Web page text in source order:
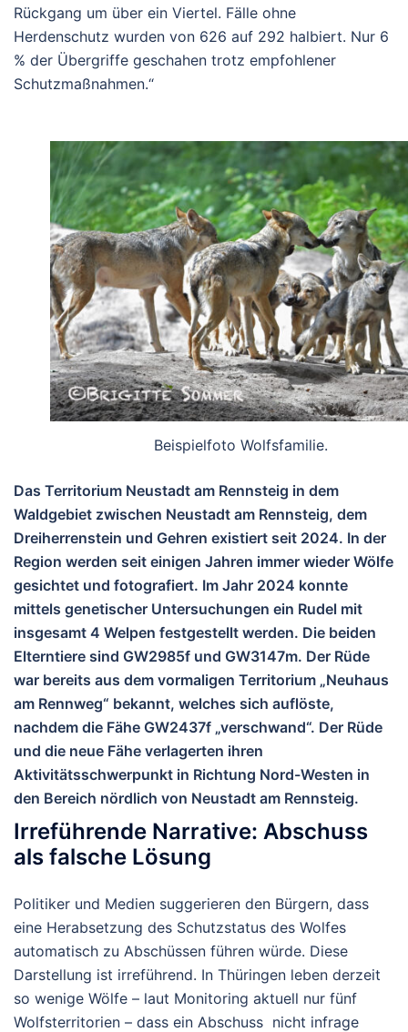
Rückgang um über ein Viertel. Fälle ohne
Herdenschutz wurden von 626 auf 292 halbiert. Nur 6
% der Übergriffe geschahen trotz empfohlener
Schutzmaßnahmen.“
Beispielfoto Wolfsfamilie.
Das Territorium Neustadt am Rennsteig in dem
Waldgebiet zwischen Neustadt am Rennsteig, dem
Dreiherrenstein und Gehren existiert seit 2024. In der
Region werden seit einigen Jahren immer wieder Wölfe
gesichtet und fotografiert. Im Jahr 2024 konnte
mittels genetischer Untersuchungen ein Rudel mit
insgesamt 4 Welpen festgestellt werden. Die beiden
Elterntiere sind GW2985f und GW3147m. Der Rüde
war bereits aus dem vormaligen Territorium „Neuhaus
am Rennweg“ bekannt, welches sich auflöste,
nachdem die Fähe GW2437f „verschwand“. Der Rüde
und die neue Fähe verlagerten ihren
Aktivitätsschwerpunkt in Richtung Nord-Westen in
den Bereich nördlich von Neustadt am Rennsteig.
Irreführende Narrative: Abschuss
als falsche Lösung
Politiker und Medien suggerieren den Bürgern, dass
eine Herabsetzung des Schutzstatus des Wolfes
automatisch zu Abschüssen führen würde. Diese
Darstellung ist irreführend. In Thüringen leben derzeit
so wenige Wölfe – laut Monitoring aktuell nur fünf
Wolfsterritorien – dass ein Abschuss nicht infrage